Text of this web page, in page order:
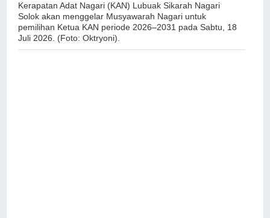
Kerapatan Adat Nagari (KAN) Lubuak Sikarah Nagari
Solok akan menggelar Musyawarah Nagari untuk
pemilihan Ketua KAN periode 2026–2031 pada Sabtu, 18
Juli 2026. (Foto: Oktryoni).